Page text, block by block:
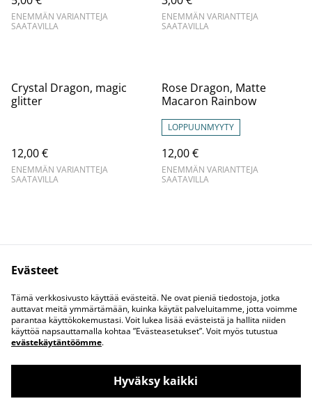
ENEMMÄN VARIANTTEJA
SAATAVILLA
ENEMMÄN VARIANTTEJA
SAATAVILLA
Crystal Dragon, magic
glitter
12,00 €
ENEMMÄN VARIANTTEJA
SAATAVILLA
Rose Dragon, Matte
Macaron Rainbow
LOPPUUNMYYTY
12,00 €
ENEMMÄN VARIANTTEJA
SAATAVILLA
Ota yhteyttä
Juridiset ehdot
Tietosuojakäytäntö
Evästekäytäntö
Evästeet
Tämä verkkosivusto käyttää evästeitä. Ne ovat pieniä tiedostoja, jotka
auttavat meitä ymmärtämään, kuinka käytät palveluitamme, jotta voimme
parantaa käyttökokemustasi. Voit lukea lisää evästeistä ja hallita niiden
käyttöä napsauttamalla kohtaa ”Evästeasetukset”. Voit myös tutustua
evästekäytäntöömme.
Hyväksy kaikki